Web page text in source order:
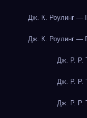
Дж. К. Роулинг —
Дж. К. Роулинг —
Дж. Р. Р.
Дж. Р. Р.
Дж. Р. Р.